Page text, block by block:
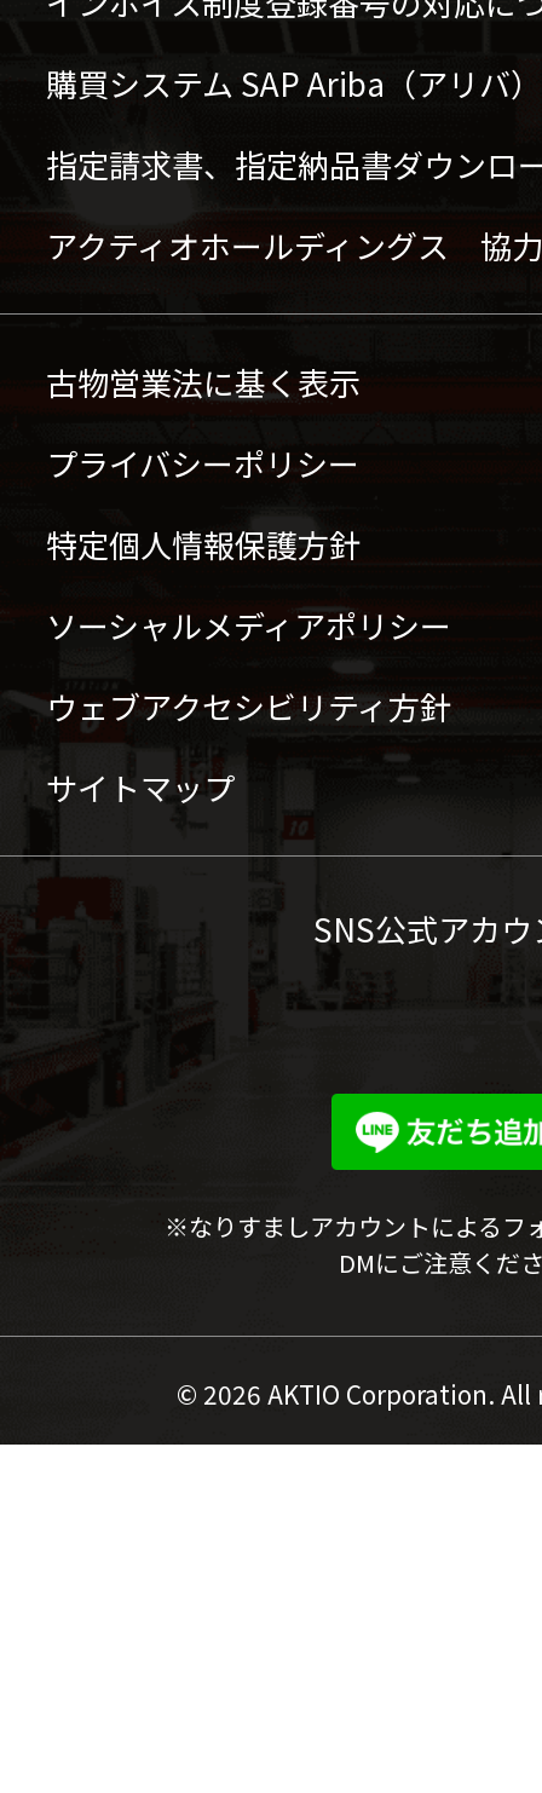
購買システム SAP Ariba（アリバ
指定請求書、指定納品書ダウンロ
アクティオホールディングス 協
古物営業法に基く表示
プライバシーポリシー
特定個人情報保護方針
ソーシャルメディアポリシー
ウェブアクセシビリティ方針
サイトマップ
SNS公式アカ
※なりすましアカウントによるフ
DMにご注意くだ
© 2026 AKTIO Corporation.